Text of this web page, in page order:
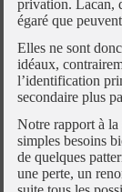
privation. Lacan,
égaré que
Elles ne sont
idéaux,
l’identification
secondaire plus
Notre rapport à la
simples besoins
de quelques
une perte, un